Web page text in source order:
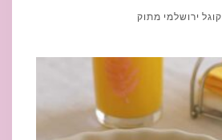
קוגל ירושלמי מתוק